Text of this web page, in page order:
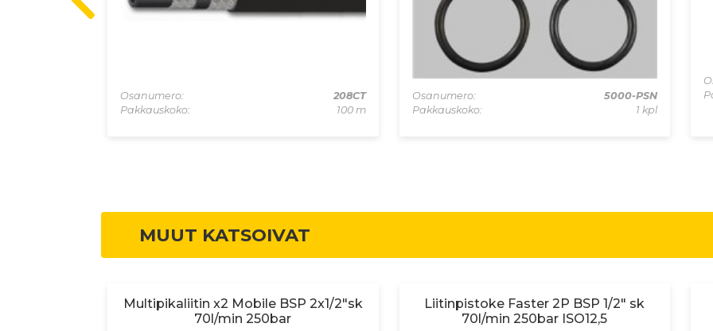
Osanumero:
208CT
Pakkauskoko:
100 m
Osanumero:
5000-PSN
Pakkauskoko:
1 kpl
MUUT KATSOIVAT
Multipikaliitin x2 Mobile BSP 2x1/2"sk
70l/min 250bar
Liitinpistoke Faster 2P BSP 1/2" sk
70l/min 250bar ISO12,5